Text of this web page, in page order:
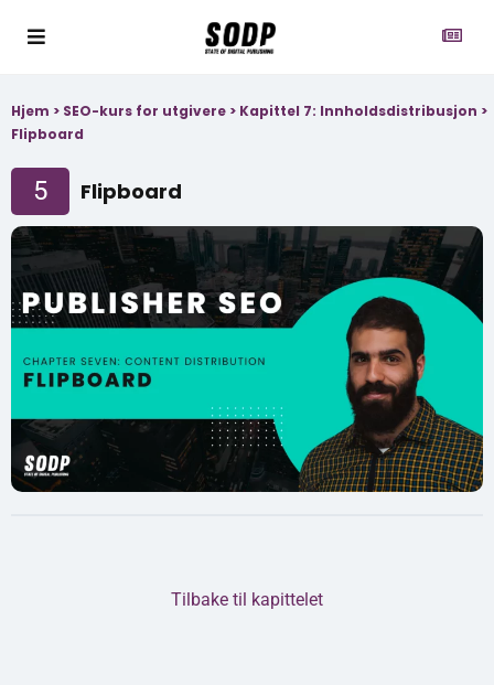
Hjem > SEO-kurs for utgivere > Kapittel 7: Innholdsdistribusjon >
Flipboard
5 Flipboard
Tilbake til kapittelet